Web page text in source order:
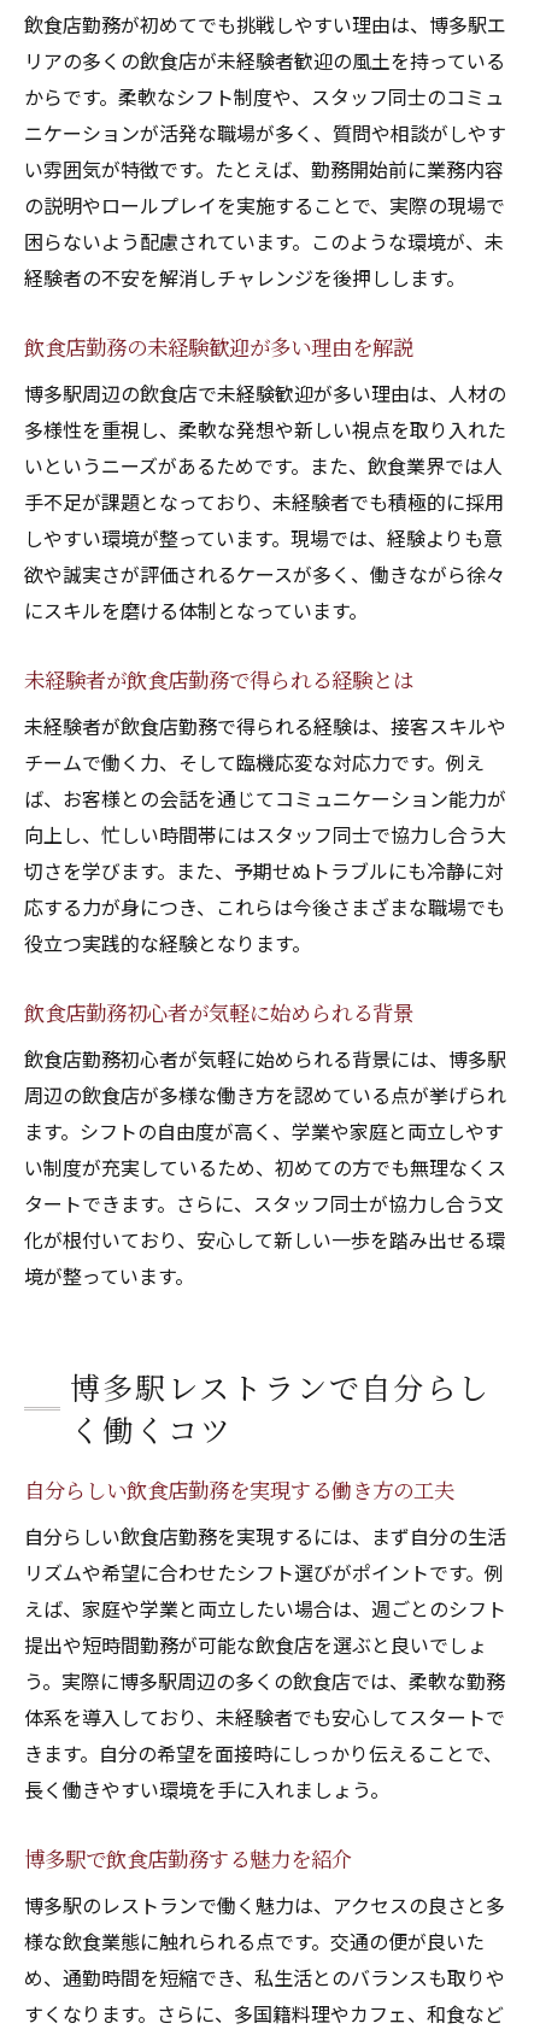
飲食店勤務の初日でも安心できる準備方法
生活スタイルに合わせた働き方の秘訣とは
飲食店勤務で叶える柔軟なシフト調整のコ
ツ
生活リズムに合った飲食店勤務の選び方
飲食店勤務を続けやすいスケジュール管理
術
自分の時間を大切にできる飲食店勤務術
飲食店勤務でプライベートと両立する方法
飲食店勤務におけるシフト調整の工夫
飲食店勤務で効率よくシフト調整する方法
希望に沿ったシフトを組む飲食店勤務の秘
訣
飲食店勤務で無理なく働くシフト管理術
突然の予定にも対応できる飲食店勤務術
飲食店勤務者がシフト相談しやすい環境作
り
博多駅周辺で見つける理想の職場選び
自分に合う飲食店勤務先を見つけるポイン
ト
博多駅周辺で飲食店勤務の職場を比較する
方法
理想の飲食店勤務を叶える職場選びの基準
飲食店勤務で長く働きたい職場の見極め方
飲食店勤務者が満足できる職場環境の特徴
福利厚生を重視した飲食店勤務の魅力
飲食店勤務で注目すべき福利厚生の種類
福利厚生が充実した飲食店勤務の選び方
飲食店勤務で得られる働きやすさの理由
飲食店勤務で生活を支える制度の活用法
福利厚生が魅力の飲食店勤務体験談
飲食店勤務で自信を持って働くための準備
未経験から飲食店勤務で成長するための秘
訣
飲食店勤務で自分の強みを活かす方法
飲食店勤務を楽しむための心構えを伝授
自信を深める飲食店勤務のコミュニケーシ
ョン術
飲食店勤務に踏み出すための勇気の持ち方
飲食店勤務が初めてでも挑戦しやすい理由は、博多駅エ
リアの多くの飲食店が未経験者歓迎の風土を持っている
からです。柔軟なシフト制度や、スタッフ同士のコミュ
ニケーションが活発な職場が多く、質問や相談がしやす
い雰囲気が特徴です。たとえば、勤務開始前に業務内容
の説明やロールプレイを実施することで、実際の現場で
困らないよう配慮されています。このような環境が、未
経験者の不安を解消しチャレンジを後押しします。
飲食店勤務の未経験歓迎が多い理由を解説
博多駅周辺の飲食店で未経験歓迎が多い理由は、人材の
多様性を重視し、柔軟な発想や新しい視点を取り入れた
いというニーズがあるためです。また、飲食業界では人
手不足が課題となっており、未経験者でも積極的に採用
しやすい環境が整っています。現場では、経験よりも意
欲や誠実さが評価されるケースが多く、働きながら徐々
にスキルを磨ける体制となっています。
未経験者が飲食店勤務で得られる経験とは
未経験者が飲食店勤務で得られる経験は、接客スキルや
チームで働く力、そして臨機応変な対応力です。例え
ば、お客様との会話を通じてコミュニケーション能力が
向上し、忙しい時間帯にはスタッフ同士で協力し合う大
切さを学びます。また、予期せぬトラブルにも冷静に対
応する力が身につき、これらは今後さまざまな職場でも
役立つ実践的な経験となります。
飲食店勤務初心者が気軽に始められる背景
飲食店勤務初心者が気軽に始められる背景には、博多駅
周辺の飲食店が多様な働き方を認めている点が挙げられ
ます。シフトの自由度が高く、学業や家庭と両立しやす
い制度が充実しているため、初めての方でも無理なくス
タートできます。さらに、スタッフ同士が協力し合う文
化が根付いており、安心して新しい一歩を踏み出せる環
境が整っています。
博多駅レストランで自分らし
く働くコツ
自分らしい飲食店勤務を実現する働き方の工夫
自分らしい飲食店勤務を実現するには、まず自分の生活
リズムや希望に合わせたシフト選びがポイントです。例
えば、家庭や学業と両立したい場合は、週ごとのシフト
提出や短時間勤務が可能な飲食店を選ぶと良いでしょ
う。実際に博多駅周辺の多くの飲食店では、柔軟な勤務
体系を導入しており、未経験者でも安心してスタートで
きます。自分の希望を面接時にしっかり伝えることで、
長く働きやすい環境を手に入れましょう。
博多駅で飲食店勤務する魅力を紹介
博多駅のレストランで働く魅力は、アクセスの良さと多
様な飲食業態に触れられる点です。交通の便が良いた
め、通勤時間を短縮でき、私生活とのバランスも取りや
すくなります。さらに、多国籍料理やカフェ、和食など